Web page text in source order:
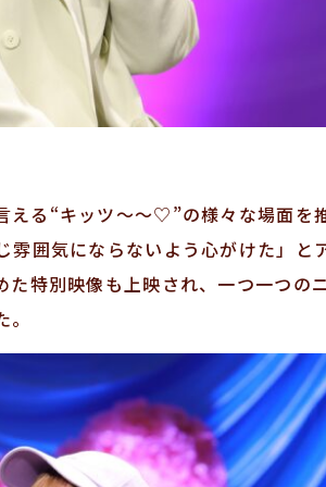
る“キッツ～～♡”の様々な場面を
囲気にならないよう心がけた」と
特別映像も上映され、一つ一つの